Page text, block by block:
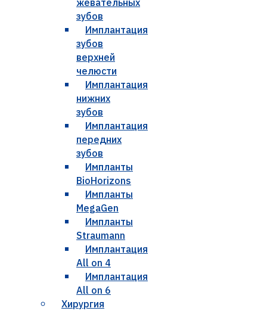
жевательных
зубов
Имплантация
зубов
верхней
челюсти
Имплантация
нижних
зубов
Имплантация
передних
зубов
Импланты
BioHorizons
Импланты
MegaGen
Импланты
Straumann
Имплантация
All on 4
Имплантация
All on 6
Хирургия